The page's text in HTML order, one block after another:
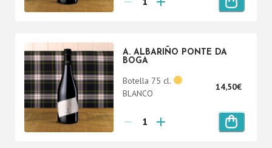
A. ALBARIÑO PONTE DA
BOGA
Botella 75 cl.
BLANCO
14,50€